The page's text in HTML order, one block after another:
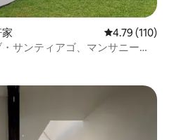
レビュー110
4.79 (110)
サンティアゴ、マンサニージ